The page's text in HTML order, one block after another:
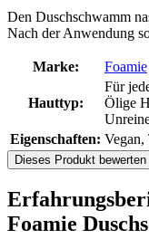
Den Duschschwamm
Nach der Anwendung
Marke: Foamie
Hauttyp:
Für
Ölige
Eigenschaften: Vegan,
Dieses Produkt bewerten
Foamie